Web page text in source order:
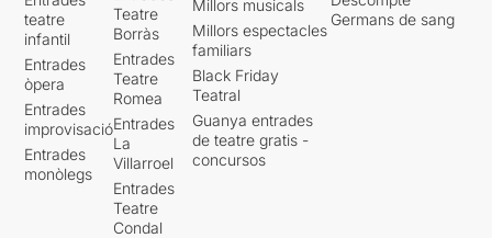
teatre
infantil
Entrades
òpera
Entrades
improvisació
Entrades
monòlegs
Teatre
Borràs
Entrades
Teatre
Romea
Entrades
La
Villarroel
Entrades
Teatre
Condal
Millors musicals
Millors espectacles
familiars
Black Friday
Teatral
Guanya entrades
de teatre gratis -
concursos
Germans de sang